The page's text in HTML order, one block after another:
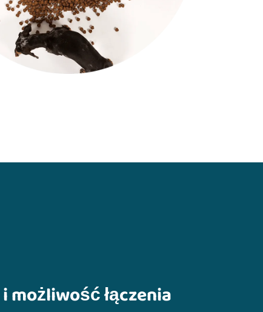
możliwość łączenia